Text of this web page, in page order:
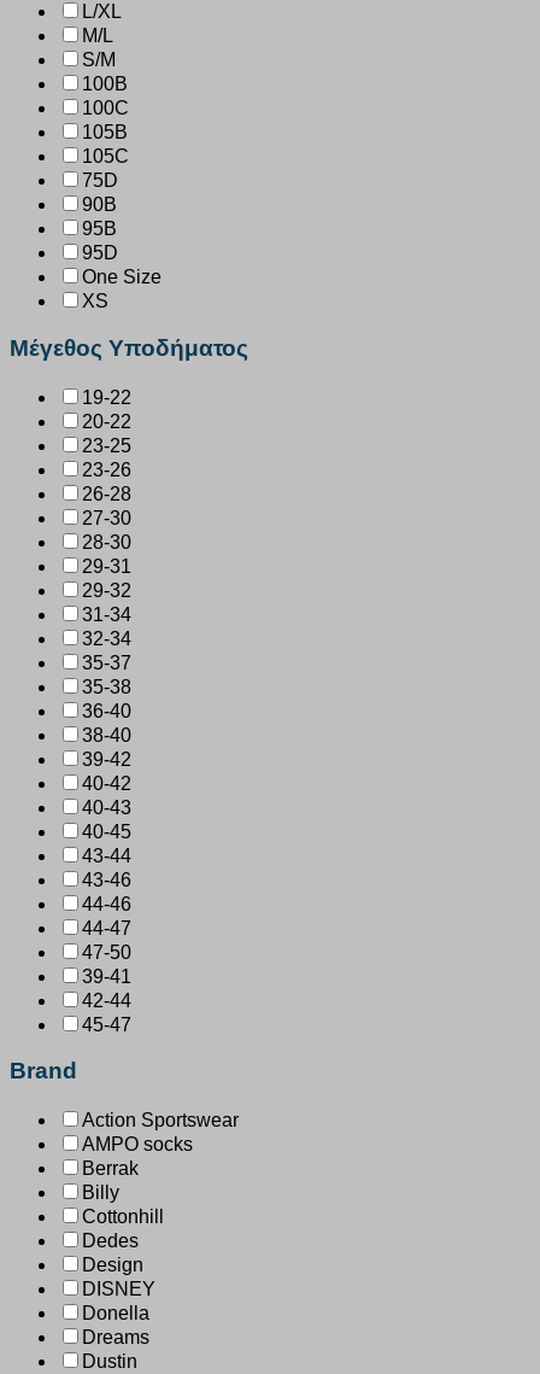
L/XL
M/L
S/M
100B
100C
105B
105C
75D
90B
95B
95D
One Size
XS
Μέγεθος Υποδήματος
19-22
20-22
23-25
23-26
26-28
27-30
28-30
29-31
29-32
31-34
32-34
35-37
35-38
36-40
38-40
39-42
40-42
40-43
40-45
43-44
43-46
44-46
44-47
47-50
39-41
42-44
45-47
Brand
Action Sportswear
AMPO socks
Berrak
Billy
Cottonhill
Dedes
Design
DISNEY
Donella
Dreams
Dustin